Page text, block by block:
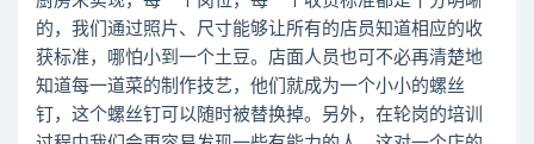
的，我们通过照片、尺寸能够让所有的店员知道相应的收
获标准，哪怕小到一个土豆。店面人员也可不必再清楚地
知道每一道菜的制作技艺，他们就成为一个小小的螺丝
钉，这个螺丝钉可以随时被替换掉。另外，在轮岗的培训